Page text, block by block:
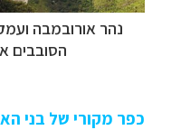
נהר אורובמבה ו
הסובבים
כפר מקורי של בני